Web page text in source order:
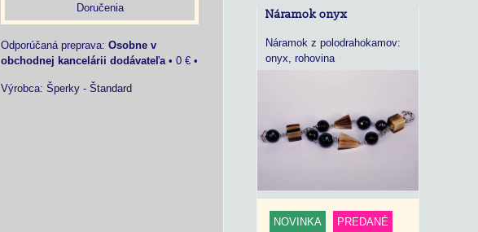
Doručenia
Osobne v
obchodnej kancelárii dodávateľa • 0 € •
Výrobca: Šperky - Štandard
Náramok onyx
Náramok z polodrahokamov:
onyx, rohovina
NOVINKA PREDANÉ